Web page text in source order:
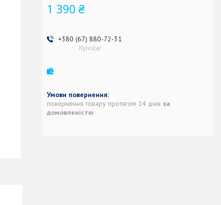
1 390 ₴
+380 (67) 880-72-31
Kyivstar
повернення товару протягом 14 днів за
домовленістю